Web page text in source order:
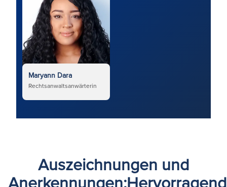
Maryann Dara
Rechtsanwaltsanwärterin
Auszeichnungen und